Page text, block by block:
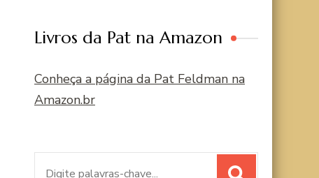
Livros da Pat na Amazon
Conheça a página da Pat Feldman na
Amazon.br